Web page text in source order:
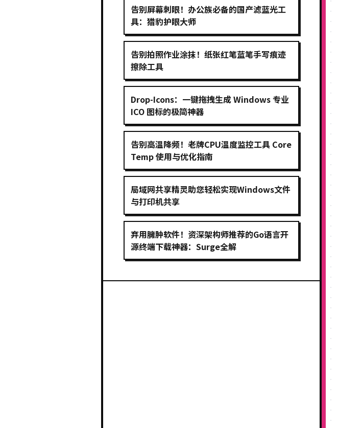
告别屏幕刺眼！办公族必备的国产滤蓝光工
具：猎豹护眼大师
告别拍照作业涂抹！纸张红笔蓝笔手写痕迹
擦除工具
Drop-Icons：一键拖拽生成 Windows 专业
ICO 图标的极简神器
告别高温降频！老牌CPU温度监控工具 Core
Temp 使用与优化指南
局域网共享精灵助您轻松实现Windows文件
与打印机共享
弃用臃肿软件！资深架构师推荐的Go语言开
源终端下载神器：Surge全解